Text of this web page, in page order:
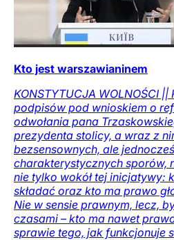
Kto jest warszawianinem
KONSTYTUCJA WOLNOŚCI ||
podpisów pod wnioskiem o
odwołania pana
prezydenta stolicy, a wraz z
bezsensownych, ale
charakterystycznych sporów,
nie tylko wokół tej inicjatywy:
składać oraz kto ma prawo
Nie w sensie prawnym, lecz,
czasami – kto ma nawet
sprawie tego, jak funkcjonuje